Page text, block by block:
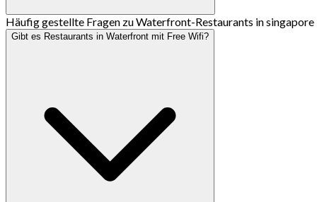
Häufig gestellte Fragen zu Waterfront-Restaurants in singapore
Gibt es Restaurants in Waterfront mit Free Wifi?